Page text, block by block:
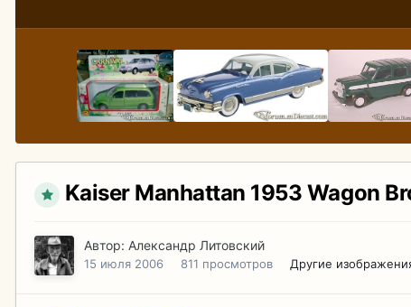
Kaiser Manhattan 1953 Wagon
Автор: Александр Литовский
15 июля 2006 811 просмотров Другие